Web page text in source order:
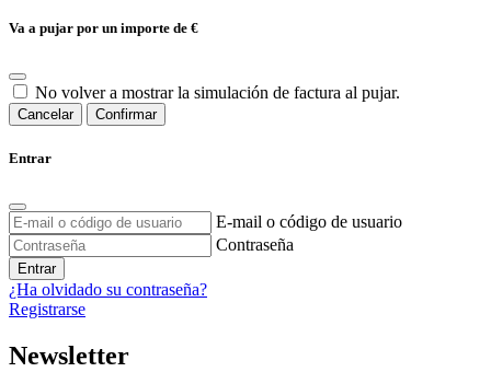
Va a pujar por un importe de €
No volver a mostrar la simulación de factura al pujar.
Cancelar Confirmar
Entrar
E-mail o código de usuario
Contraseña
Entrar
¿Ha olvidado su contraseña?
Registrarse
Newsletter